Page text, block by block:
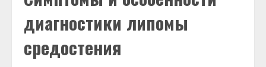
диагностики липомы
средостения